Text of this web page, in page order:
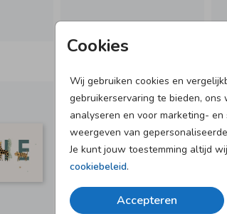
Cookies
Wij gebruiken cookies en
gebruikerservaring te bieden,
analyseren en voor marketing-
weergeven van
Je kunt jouw toestemming altijd
cookiebeleid.
Accepteren
VLAG